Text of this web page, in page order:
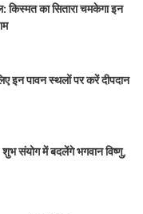
का सितारा चमकेगा इन
इन पावन स्थलों पर करें दीपदान
शुभ संयोग में बदलेंगे भगवान विष्णु,